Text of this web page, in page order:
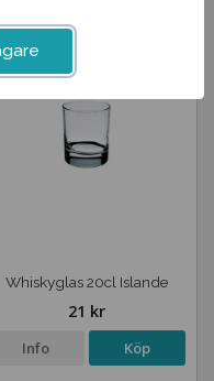
Whiskyglas 20cl Islande
21 kr
Info Köp